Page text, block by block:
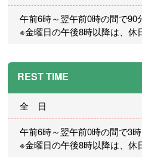
午前6時～翌午前0時の間で90
※金曜日の午後8時以降は、休
REST TIME
全 日
午前6時～翌午前0時の間で3
※金曜日の午後8時以降は、休